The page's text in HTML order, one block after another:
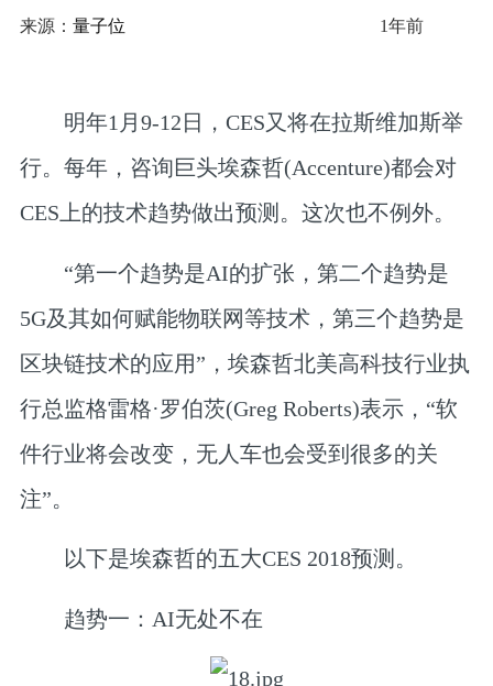
来源： 量子位 1年前
明年1月9-12日，CES又将在拉斯维加斯举
行。每年，咨询巨头埃森哲(Accenture)都会对
CES上的技术趋势做出预测。这次也不例外。
“第一个趋势是AI的扩张，第二个趋势是
5G及其如何赋能物联网等技术，第三个趋势是
区块链技术的应用”，埃森哲北美高科技行业执
行总监格雷格·罗伯茨(Greg Roberts)表示，“软
件行业将会改变，无人车也会受到很多的关
注”。
以下是埃森哲的五大CES 2018预测。
趋势一：AI无处不在